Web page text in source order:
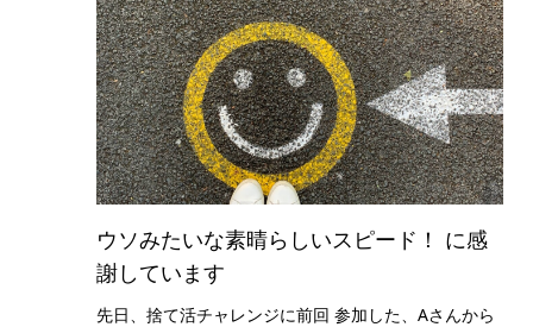
ウソみたいな素晴らしいスピード！ に感
謝しています
先日、捨て活チャレンジに前回 参加した、Aさんから